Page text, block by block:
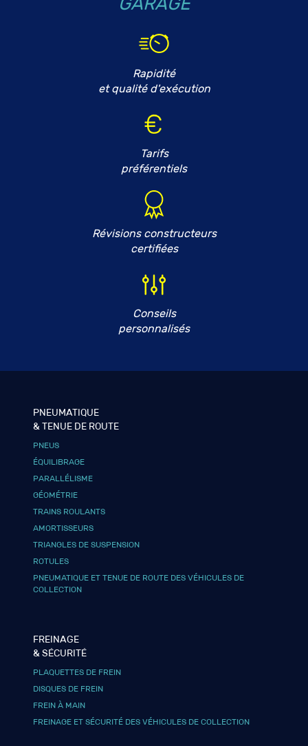
Rapidité
et qualité d'exécution
Tarifs
préférentiels
Révisions constructeurs
certifiées
Conseils
personnalisés
PNEUMATIQUE
& TENUE DE ROUTE
PNEUS
ÉQUILIBRAGE
PARALLÉLISME
GÉOMÉTRIE
TRAINS ROULANTS
AMORTISSEURS
TRIANGLES DE SUSPENSION
ROTULES
PNEUMATIQUE ET TENUE DE ROUTE DES VÉHICULES DE
COLLECTION
FREINAGE
& SÉCURITÉ
PLAQUETTES DE FREIN
DISQUES DE FREIN
FREIN À MAIN
FREINAGE ET SÉCURITÉ DES VÉHICULES DE COLLECTION